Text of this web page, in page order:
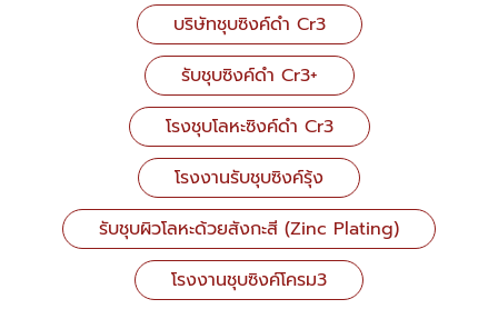
บริษัทชุบซิงค์ดำ Cr3
รับชุบซิงค์ดำ Cr3+
โรงชุบโลหะซิงค์ดำ Cr3
โรงงานรับชุบซิงค์รุ้ง
รับชุบผิวโลหะด้วยสังกะสี (Zinc Plating)
โรงงานชุบซิงค์โครม3